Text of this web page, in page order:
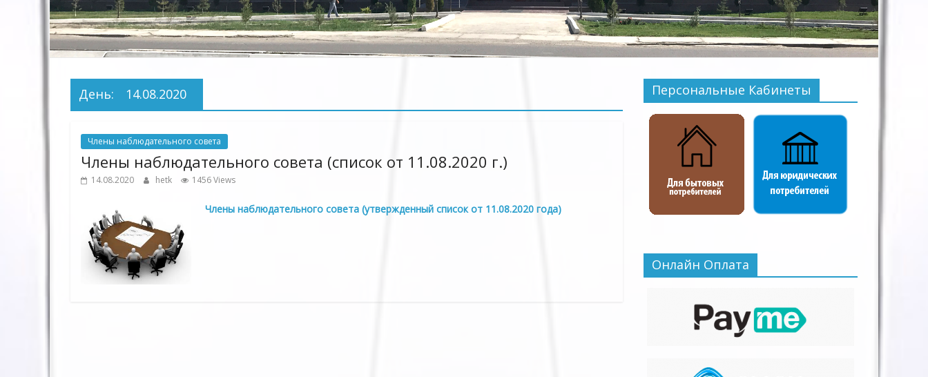
День: 14.08.2020
Члены наблюдательного совета
Члены наблюдательного совета (список от 11.08.2020 г.)
14.08.2020 hetk 1456 Views
Члены наблюдательного совета (утвержденный список от 11.08.2020 года)
Персональные Кабинеты
Онлайн Оплата